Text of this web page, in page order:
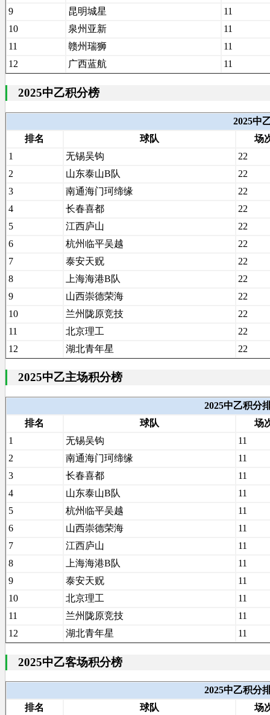
9
昆明城星
11
10
泉州亚新
11
11
赣州瑞狮
11
12
广西蓝航 11
2025中乙积分榜
2025中
排名
球队
场
1
无锡吴钩
22
2
山东泰山B队
22
3
南通海门珂缔缘
22
4
长春喜都
22
5
江西庐山
22
6
杭州临平吴越
22
7
泰安天贶
22
8
上海海港B队
22
9
山西崇德荣海
22
10
兰州陇原竞技
22
11
北京理工
22
12
湖北青年星 22
2025中乙主场积分榜
2025中乙积分
排名
球队
场
1
无锡吴钩
11
2
南通海门珂缔缘
11
3
长春喜都
11
4
山东泰山B队
11
5
杭州临平吴越
11
6
山西崇德荣海
11
7
江西庐山
11
8
上海海港B队
11
9
泰安天贶
11
10
北京理工
11
11
兰州陇原竞技
11
12
湖北青年星 11
2025中乙客场积分榜
2025中乙积分
排名
球队
场